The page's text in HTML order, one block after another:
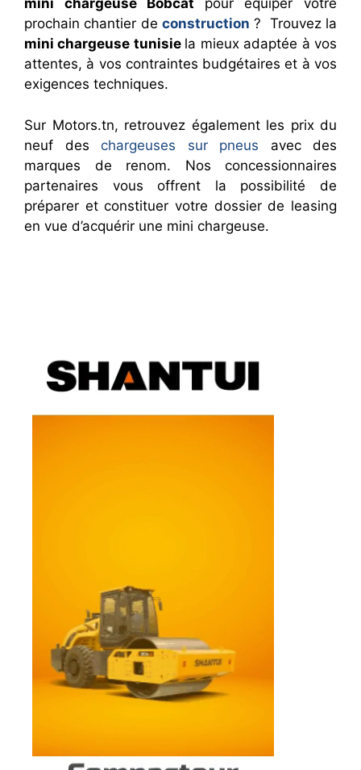
mini chargeuse Bobcat pour équiper votre
prochain chantier de construction ? Trouvez la
mini chargeuse tunisie la mieux adaptée à vos
attentes, à vos contraintes budgétaires et à vos
exigences techniques.
Sur Motors.tn, retrouvez également les prix du
neuf des chargeuses sur pneus avec des
marques de renom. Nos concessionnaires
partenaires vous offrent la possibilité de
préparer et constituer votre dossier de leasing
en vue d’acquérir une mini chargeuse.